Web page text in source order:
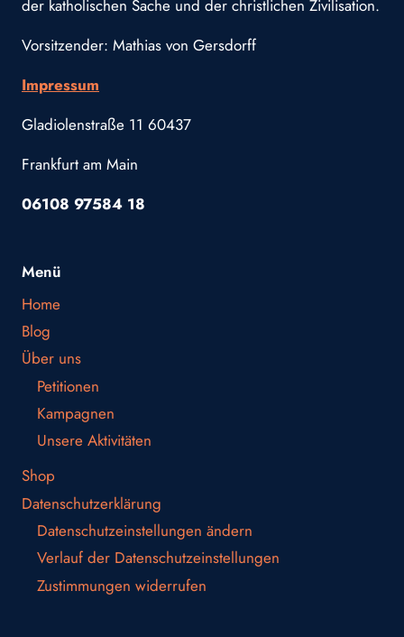
der katholischen Sache und der christlichen Zivilisation.
Vorsitzender: Mathias von Gersdorff
Impressum
Gladiolenstraße 11 60437
Frankfurt am Main
06108 97584 18
Menü
Home
Blog
Über uns
Petitionen
Kampagnen
Unsere Aktivitäten
Shop
Datenschutzerklärung
Datenschutzeinstellungen ändern
Verlauf der Datenschutzeinstellungen
Zustimmungen widerrufen